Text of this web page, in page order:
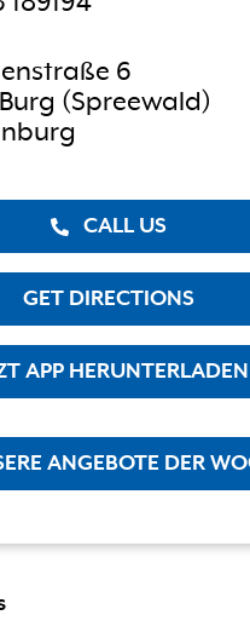
6
(Spreewald)
CALL US
GET DIRECTIONS
APP
ANGEBOTE DER